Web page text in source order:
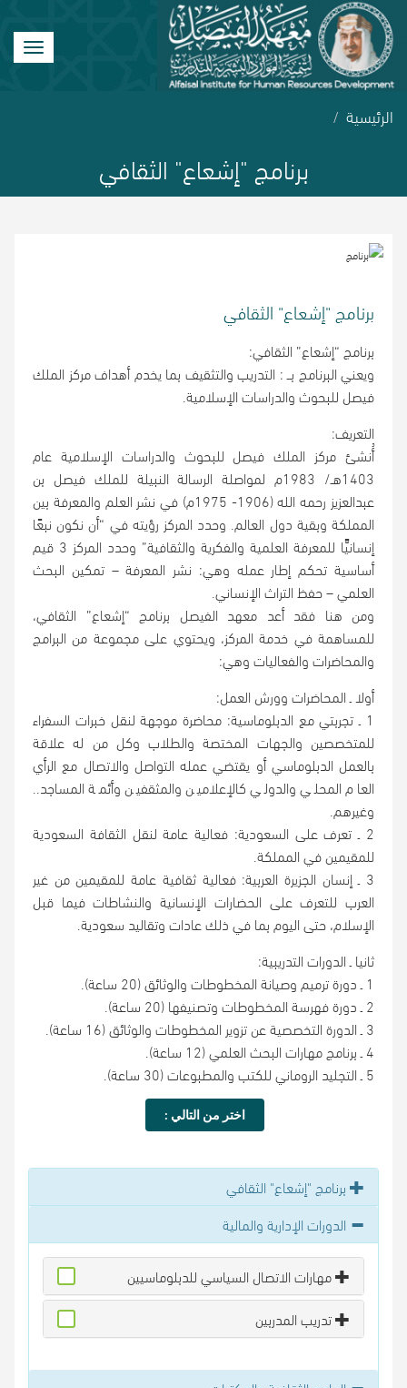
Toggle
الرئيسية
برنامج "إشعاع" الثقافي
برنامج "إشعاع" الثقافي
برنامج “إشعاع” الثقافي:
ويعني البرنامج بــ : التدريب والتثقيف بما يخدم أهداف مركز الملك
فيصل للبحوث والدراسات الإسلامية.
التعريف:
أُنشئ مركز الملك فيصل للبحوث والدراسات الإسلامية عام
1403هـ/ 1983م لمواصلة الرسالة النبيلة للملك فيصل بن
عبدالعزيز رحمه الله (1906- 1975م) في نشر العلم والمعرفة بين
المملكة وبقية دول العالم. وحدد المركز رؤيته في “أن نكون نبعًا
إنسانيًّا للمعرفة العلمية والفكرية والثقافية” وحدد المركز 3 قيم
أساسية تحكم إطار عمله وهي: نشر المعرفة – تمكين البحث
العلمي – حفظ التراث الإنساني.
ومن هنا فقد أعد معهد الفيصل برنامج “إشعاع” الثقافي،
للمساهمة في خدمة المركز، ويحتوي على مجموعة من البرامج
والمحاضرات والفعاليات وهي:
أولا ـ المحاضرات وورش العمل:
1 ـ تجربتي مع الدبلوماسية: محاضرة موجهة لنقل خبرات السفراء
للمتخصصين والجهات المختصة والطلاب وكل من له علاقة
بالعمل الدبلوماسي أو يقتضي عمله التواصل والاتصال مع الرأي
العام المحلي والدولي كالإعلامين والمثقفين وأئمة المساجد..
وغيرهم.
2 ـ تعرف على السعودية: فعالية عامة لنقل الثقافة السعودية
للمقيمين في المملكة.
3 ـ إنسان الجزيرة العربية: فعالية ثقافية عامة للمقيمين من غير
العرب للتعرف على الحضارات الإنسانية والنشاطات فيما قبل
الإسلام، حتى اليوم بما في ذلك عادات وتقاليد سعودية.
ثانيا ـ الدورات التدريبية:
1 ـ دورة ترميم وصيانة المخطوطات والوثائق (20 ساعة).
2 ـ دورة فهرسة المخطوطات وتصنيفها (20 ساعة).
3 ـ الدورة التخصصية عن تزوير المخطوطات والوثائق (16 ساعة).
4 ـ برنامج مهارات البحث العلمي (12 ساعة).
5 ـ التجليد الروماني للكتب والمطبوعات (30 ساعة).
اختر من التالي :
برنامج "إشعاع" الثقافي
الدورات الإدارية والمالية
مهارات الاتصال السياسي للدبلوماسيين
تدريب المدربين